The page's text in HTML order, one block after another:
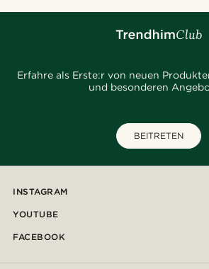
Erfahre als Erste:r von neuen
und besonderen
BEITRETEN
INSTAGRAM
YOUTUBE
FACEBOOK